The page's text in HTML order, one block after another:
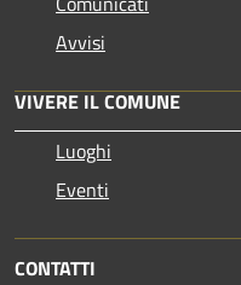
Avvisi
VIVERE IL COMUNE
Luoghi
Eventi
CONTATTI